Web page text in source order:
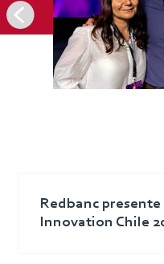
Redbanc presente
Innovation Chile